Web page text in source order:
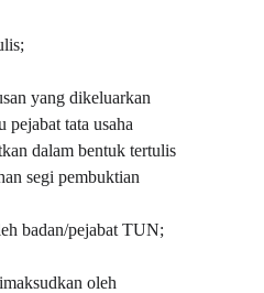
yang dikeluarkan
pejabat tata usaha
dalam bentuk tertulis
segi pembuktian
badan/pejabat TUN;
oleh